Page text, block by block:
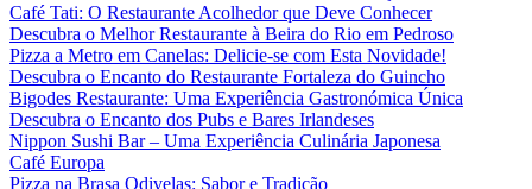
Café Tati: O Restaurante Acolhedor que Deve Conhecer
Descubra o Melhor Restaurante à Beira do Rio em Pedroso
Pizza a Metro em Canelas: Delicie-se com Esta Novidade!
Descubra o Encanto do Restaurante Fortaleza do Guincho
Bigodes Restaurante: Uma Experiência Gastronómica Única
Descubra o Encanto dos Pubs e Bares Irlandeses
Nippon Sushi Bar – Uma Experiência Culinária Japonesa
Café Europa
Pizza na Brasa Odivelas: Sabor e Tradição